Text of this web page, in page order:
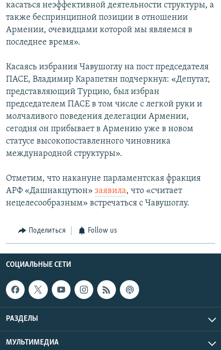
касаться неэффективной деятельности структуры, а
также беспринципной позиции в отношении
Армении, очевидцами которой мы являемся в
последнее время».
Касаясь избрания Чавушоглу на пост председателя
ПАСЕ, Владимир Карапетян подчеркнул: «Депутат,
представляющий Турцию, был избран
председателем ПАСЕ в том числе с легкой руки и
молчаливого поведения делегации Армении,
сегодня он прибывает в Армению уже в новом
статусе высокопоставленного чиновника
международной структуры».
Отметим, что накануне парламентская фракция
АРФ «Дашнакцутюн» заявила, что «считает
нецелесообразным» встречаться с Чавушоглу.
Поделиться Follow us
СОЦИАЛЬНЫЕ СЕТИ
РАЗДЕЛЫ
МУЛЬТИМЕДИА